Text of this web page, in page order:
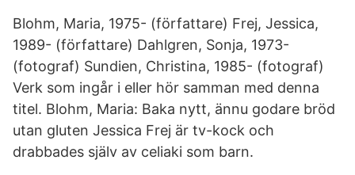
Blohm, Maria, 1975- (författare) Frej, Jessica,
1989- (författare) Dahlgren, Sonja, 1973-
(fotograf) Sundien, Christina, 1985- (fotograf)
Verk som ingår i eller hör samman med denna
titel. Blohm, Maria: Baka nytt, ännu godare bröd
utan gluten Jessica Frej är tv-kock och
drabbades själv av celiaki som barn.